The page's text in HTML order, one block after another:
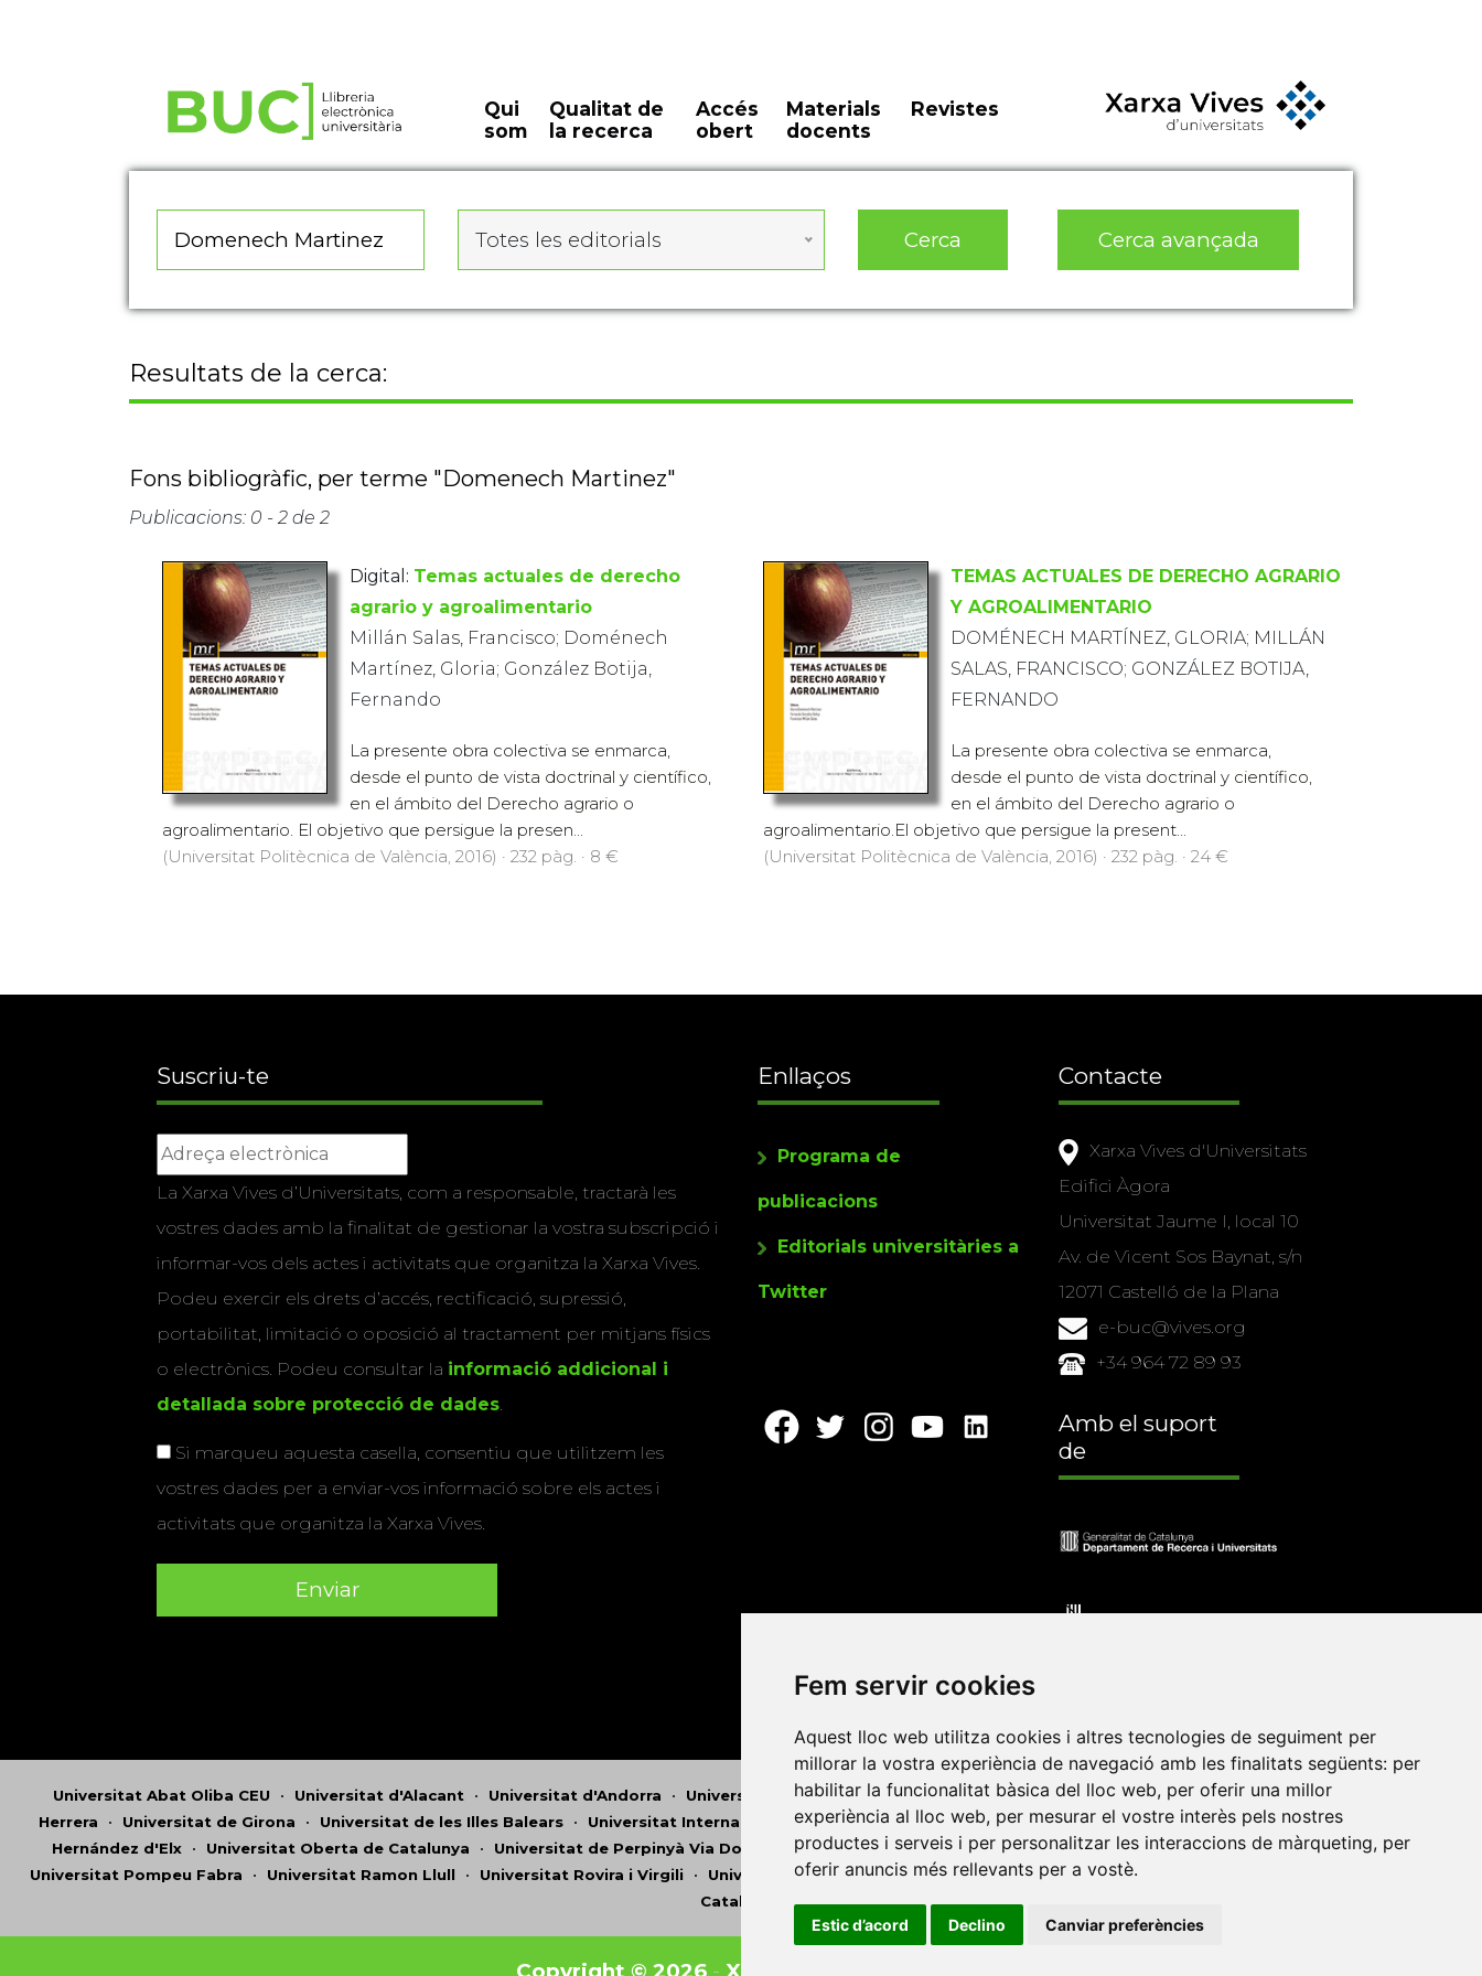
Fem servir cookies
Aquest lloc web utilitza cookies i altres tecnologies de seguiment per
millorar la vostra experiència de navegació amb les finalitats següents: per
habilitar la funcionalitat bàsica del lloc web, per oferir una millor
experiència al lloc web, per mesurar el vostre interès pels nostres
productes i serveis i per personalitzar les interaccions de màrqueting, per
oferir anuncis més rellevants per a vostè.
Estic d’acord Declino Canviar preferències
Qui
som
Qualitat de
la recerca
Accés
obert
Materials
docents
Revistes
Totes les editorials Cerca Cerca avançada
Resultats de la cerca:
Fons bibliogràfic, per terme "Domenech Martinez"
Publicacions: 0 - 2 de 2
Digital: Temas actuales de derecho
agrario y agroalimentario
Millán Salas, Francisco; Doménech
Martínez, Gloria; González Botija,
Fernando
La presente obra colectiva se enmarca,
desde el punto de vista doctrinal y científico,
en el ámbito del Derecho agrario o
agroalimentario. El objetivo que persigue la presen...
(Universitat Politècnica de València, 2016) · 232 pàg. · 8 €
TEMAS ACTUALES DE DERECHO AGRARIO
Y AGROALIMENTARIO
DOMÉNECH MARTÍNEZ, GLORIA; MILLÁN
SALAS, FRANCISCO; GONZÁLEZ BOTIJA,
FERNANDO
La presente obra colectiva se enmarca,
desde el punto de vista doctrinal y científico,
en el ámbito del Derecho agrario o
agroalimentario.El objetivo que persigue la present...
(Universitat Politècnica de València, 2016) · 232 pàg. · 24 €
Suscriu-te
La Xarxa Vives d’Universitats, com a responsable, tractarà les
vostres dades amb la finalitat de gestionar la vostra subscripció i
informar-vos dels actes i activitats que organitza la Xarxa Vives.
Podeu exercir els drets d’accés, rectificació, supressió,
portabilitat, limitació o oposició al tractament per mitjans físics
o electrònics. Podeu consultar la informació addicional i
detallada sobre protecció de dades.
Si marqueu aquesta casella, consentiu que utilitzem les
vostres dades per a enviar-vos informació sobre els actes i
activitats que organitza la Xarxa Vives.
Enllaços
Programa de
publicacions
Editorials universitàries a
Twitter
Contacte
Xarxa Vives d'Universitats
Edifici Àgora
Universitat Jaume I, local 10
Av. de Vicent Sos Baynat, s/n
12071 Castelló de la Plana
e-buc@vives.org
+34 964 72 89 93
Amb el suport
de
Universitat Abat Oliba CEU • Universitat d'Alacant • Universitat d'Andorra • Universitat Autònoma de Barcelona•Universitat de Barcelona•Universitat CEU Cardenal
Herrera • Universitat de Girona • Universitat de les Illes Balears • Universitat Internacional de Catalunya•Universitat Jaume I•Universitat de Lleida•Universitat Miguel
Hernández d'Elx • Universitat Oberta de Catalunya • Universitat de Perpinyà Via Domitia •Universitat Politècnica de Catalunya•Universitat Politècnica de València
Universitat Pompeu Fabra • Universitat Ramon Llull • Universitat Rovira i Virgili • Universitat de Sàsser•Universitat de València•Universitat de Vic - Universitat Central de
Catalunya